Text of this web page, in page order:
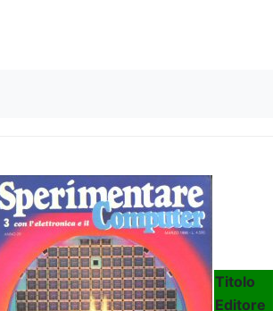
Titolo
Editore